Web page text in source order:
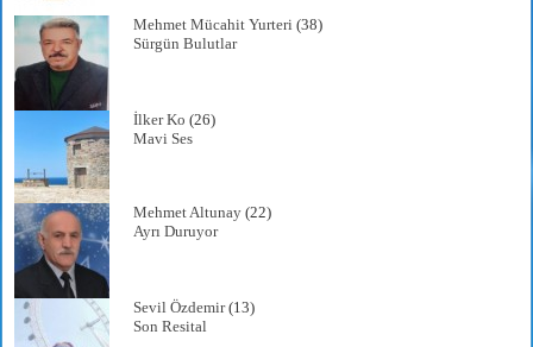
Mehmet Mücahit Yurteri (38)
Sürgün Bulutlar
İlker Ko (26)
Mavi Ses
Mehmet Altunay (22)
Ayrı Duruyor
Sevil Özdemir(13)
Son Resital